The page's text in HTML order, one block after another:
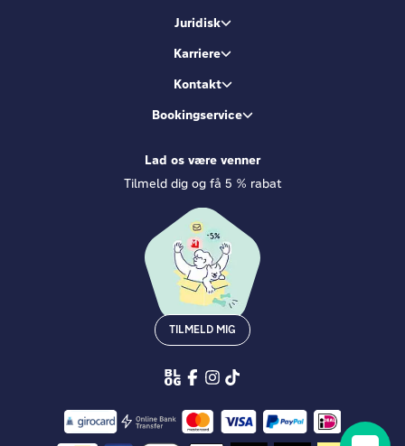
Juridisk
Karriere
Kontakt
Bookingservice
Lad os være venner
Tilmeld dig og få 5 % rabat
TILMELD MIG